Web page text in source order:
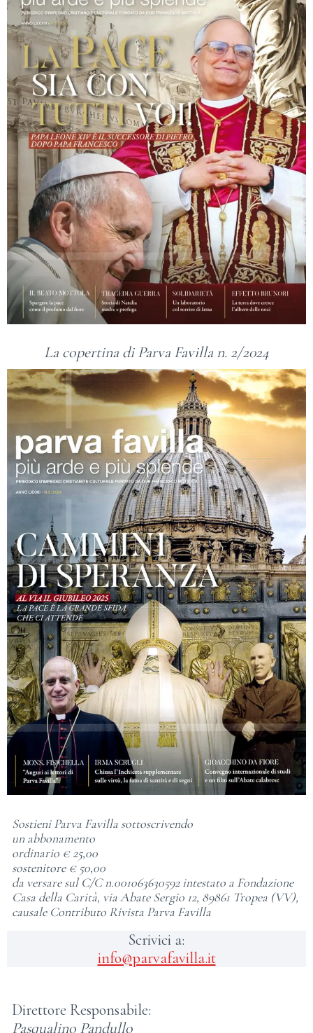
La copertina di Parva Favilla n. 2/2024
Sostieni Parva Favilla sottoscrivendo
un abbonamento
ordinario € 25,00
sostenitore € 50,00
da versare sul C/C n.001063630592 intestato a Fondazione
Casa della Carità, via Abate Sergio 12, 89861 Tropea (VV),
causale Contributo Rivista Parva Favilla
Scrivici a:
info@parvafavilla.it
Direttore Responsabile:
Pasqualino Pandullo